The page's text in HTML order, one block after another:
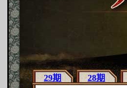
29期 28期